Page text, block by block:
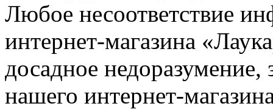
Любое несоответствие
интернет-магазина
досадное недоразумение,
нашего интернет-